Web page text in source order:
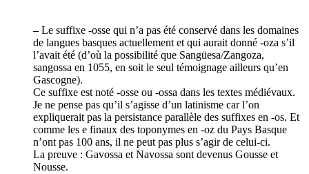
–Le suffixe -osse qui n’a pas été conservé dans les domaines
de langues basques actuellement et qui aurait donné -oza s’il
l’avait été (d’où la possibilité que Sangüesa/Zangoza,
sangossa en 1055, en soit le seul témoignage ailleurs qu’en
Gascogne).
Ce suffixe est noté -osse ou -ossa dans les textes médiévaux.
Je ne pense pas qu’il s’agisse d’un latinisme car l’on
expliquerait pas la persistance parallèle des suffixes en -os. Et
comme les e finaux des toponymes en -oz du Pays Basque
n’ont pas 100 ans, il ne peut pas plus s’agir de celui-ci.
La preuve : Gavossa et Navossa sont devenus Gousse et
Nousse.